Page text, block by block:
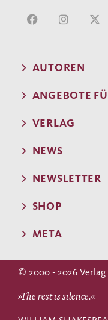
AUTOREN
ANGEBOTE
VERLAG
NEWS
NEWSLETTER
SHOP
META
© 2000 - 2026 Verlag
»The rest is silence.«